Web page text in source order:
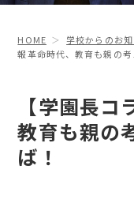
HOME 学校からのお
報革命時代、教育も親の
【学園長コ
教育も親の
ば！